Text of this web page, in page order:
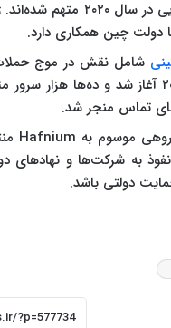
دولت چین همکاری دارد.
که از اواخر سال ۲۰۲۱ آغاز شد و
تماس منجر شد.
به شرکت‌ها و نهادهای
دولتی باشد.